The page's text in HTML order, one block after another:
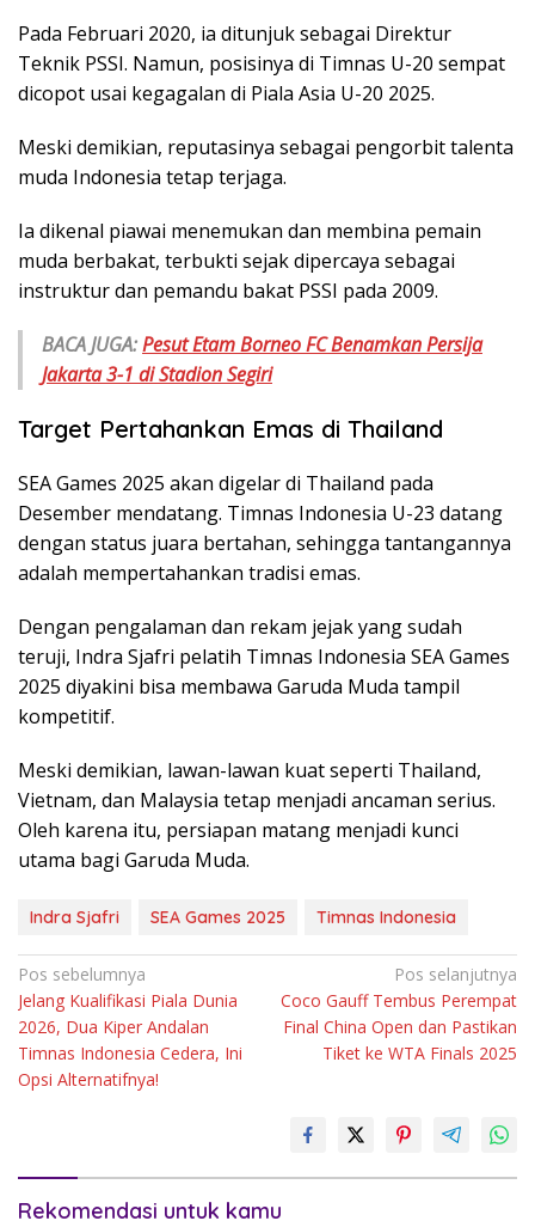
Pada Februari 2020, ia ditunjuk sebagai Direktur
Teknik PSSI. Namun, posisinya di Timnas U-20 sempat
dicopot usai kegagalan di Piala Asia U-20 2025.
Meski demikian, reputasinya sebagai pengorbit talenta
muda Indonesia tetap terjaga.
Ia dikenal piawai menemukan dan membina pemain
muda berbakat, terbukti sejak dipercaya sebagai
instruktur dan pemandu bakat PSSI pada 2009.
BACA JUGA:Pesut Etam Borneo FC Benamkan Persija
Jakarta 3-1 di Stadion Segiri
Target Pertahankan Emas di Thailand
SEA Games 2025 akan digelar di Thailand pada
Desember mendatang. Timnas Indonesia U-23 datang
dengan status juara bertahan, sehingga tantangannya
adalah mempertahankan tradisi emas.
Dengan pengalaman dan rekam jejak yang sudah
teruji, Indra Sjafri pelatih Timnas Indonesia SEA Games
2025 diyakini bisa membawa Garuda Muda tampil
kompetitif.
Meski demikian, lawan-lawan kuat seperti Thailand,
Vietnam, dan Malaysia tetap menjadi ancaman serius.
Oleh karena itu, persiapan matang menjadi kunci
utama bagi Garuda Muda.
Indra Sjafri SEA Games 2025 Timnas Indonesia
Navigasi
pos
Pos sebelumnya
Jelang Kualifikasi Piala Dunia
2026, Dua Kiper Andalan
Timnas Indonesia Cedera, Ini
Opsi Alternatifnya!
Pos selanjutnya
Coco Gauff Tembus Perempat
Final China Open dan Pastikan
Tiket ke WTA Finals 2025
Rekomendasi untuk kamu